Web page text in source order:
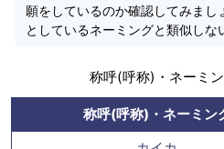
願をしているのか確認してみまし
としているネーミングと類似しな
称呼(呼称)・ネーミ
称呼(呼称)・ネーミン